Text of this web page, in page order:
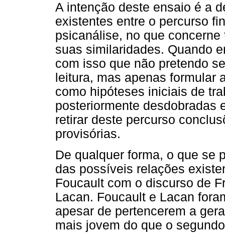
A intenção deste ensaio é a
existentes entre o percurso
psicanálise, no que
suas similaridades. Quando
com isso que não pretendo
leitura, mas apenas formular
como hipóteses iniciais de
posteriormente desdobradas
retirar deste percurso
provisórias.
De qualquer forma, o que se
das possíveis relações
Foucault com o discurso de
Lacan. Foucault e Lacan
apesar de pertencerem a
mais jovem do que o